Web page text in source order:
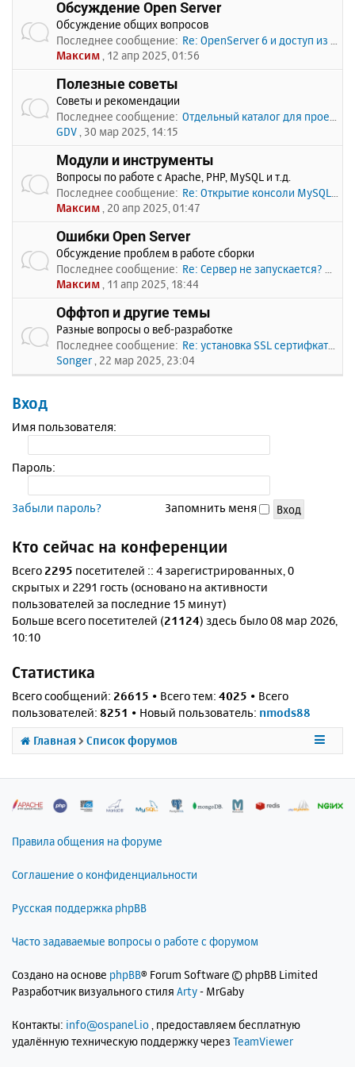
Обсуждение Open Server
Обсуждение общих вопросов
Последнее сообщение: Re: OpenServer 6 и доступ из …
Максим , 12 апр 2025, 01:56
Полезные советы
Советы и рекомендации
Последнее сообщение: Отдельный каталог для проекто…
GDV , 30 мар 2025, 14:15
Модули и инструменты
Вопросы по работе с Apache, PHP, MySQL и т.д.
Последнее сообщение: Re: Открытие консоли MySQL по…
Максим , 20 апр 2025, 01:47
Ошибки Open Server
Обсуждение проблем в работе сборки
Последнее сообщение: Re: Сервер не запускается? Пи…
Максим , 11 апр 2025, 18:44
Оффтоп и другие темы
Разные вопросы о веб-разработке
Последнее сообщение: Re: установка SSL сертифката
Songer , 22 мар 2025, 23:04
Вход
Имя пользователя:
Пароль:
Забыли пароль? Запомнить меня
Кто сейчас на конференции
Всего 2295 посетителей :: 4 зарегистрированных, 0
скрытых и 2291 гость (основано на активности
пользователей за последние 15 минут)
Больше всего посетителей (21124) здесь было 08 мар 2026,
10:10
Статистика
Всего сообщений: 26615 • Всего тем: 4025 • Всего
пользователей: 8251 • Новый пользователь: nmods88
Главная Список форумов
Правила общения на форуме
Соглашение о конфиденциальности
Русская поддержка phpBB
Часто задаваемые вопросы о работе с форумом
Создано на основе phpBB® Forum Software © phpBB Limited
Разработчик визуального стиля Arty- MrGaby
Контакты: info@ospanel.io , предоставляем бесплатную
удалённую техническую поддержку через TeamViewer